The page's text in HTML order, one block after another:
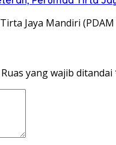
Jaya Mandiri
Ruas yang wajib ditandai